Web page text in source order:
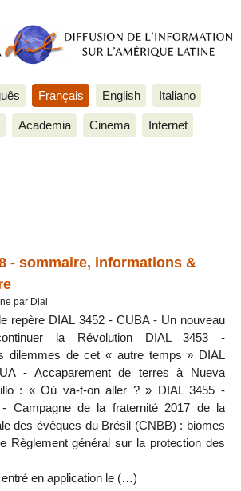
Français English Italiano
Academia Cinema Internet
- sommaire, informations &
par Dial
repère DIAL 3452 - CUBA - Un nouveau
la Révolution DIAL 3453 -
dilemmes de cet « autre temps » DIAL
- Accaparement de terres à Nueva
: « Où va-t-on aller ? » DIAL 3455 -
Campagne de la fraternité 2017 de la
des évêques du Brésil (CNBB) : biomes
Règlement général sur la protection des
en application le (…)